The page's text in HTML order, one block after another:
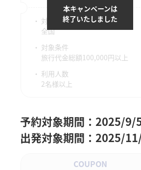
対象宿泊地
全国
対象条件
旅行代金総額100,000円以上
利用人数
2名様以上
本キャンペーンは
終了いたしました
予約対象期間：2025/
出発対象期間：2025/
COUPON